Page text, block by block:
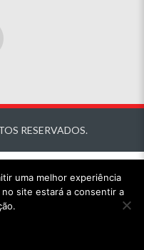
RESERVADOS.
uma melhor experiência
site estará a consentir a